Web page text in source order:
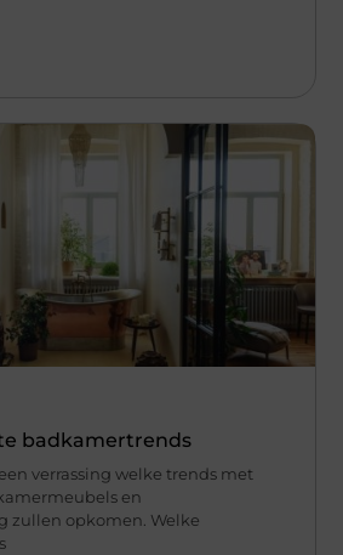
badkamertrends
verrassing welke trends met
en
zullen opkomen. Welke